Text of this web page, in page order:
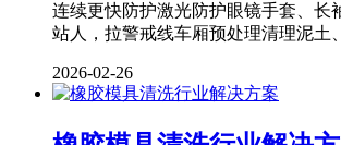
连续更快防护激光防护眼镜手套、长
站人，拉警戒线车厢预处理清理泥土
2026-02-26